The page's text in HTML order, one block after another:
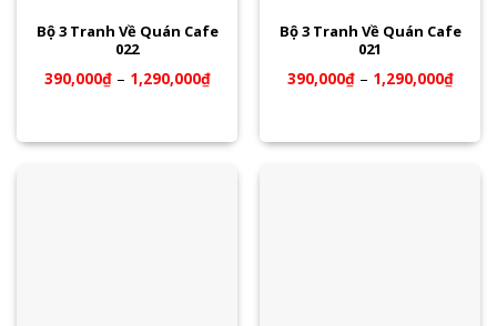
Bộ 3 Tranh Về Quán Cafe
022
390,000₫– 1,290,000₫
Bộ 3 Tranh Về Quán Cafe
021
390,000₫– 1,290,000₫